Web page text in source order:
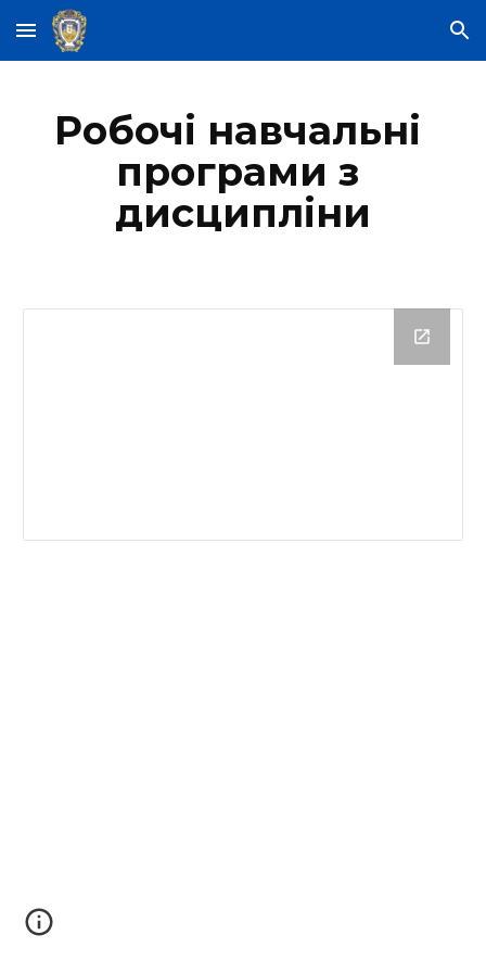
Skip to main content Skip to navigation
Робочі навчальні
програми з
дисципліни